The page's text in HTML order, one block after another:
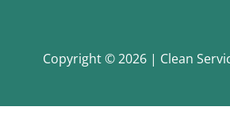
Copyright © 2026 | Clean